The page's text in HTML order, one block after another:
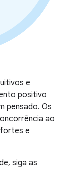
e
positivo
pensado. Os
ao
fortes e
siga as